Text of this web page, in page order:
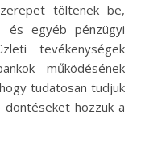
töltenek be,
és egyéb pénzügyi
tevékenységek
működésének
tudatosan tudjuk
hozzuk a